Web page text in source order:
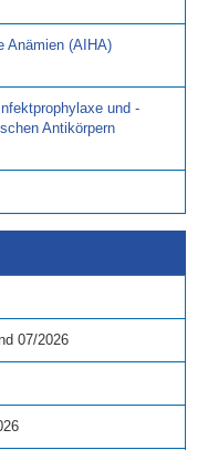
Anämien (AIHA)
und -
Antikörpern
07/2026